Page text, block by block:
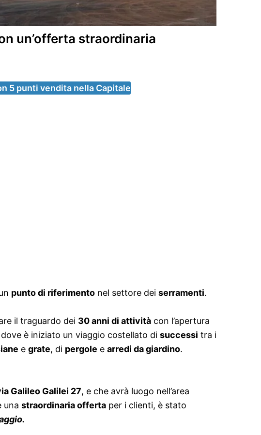
un’offerta straordinaria
5 punti vendita nella Capitale
punto di riferimento nel settore dei serramenti.
il traguardo dei 30 anni di attività con l’apertura
è iniziato un viaggio costellato di successi tra i
e grate, di pergole e arredi da giardino.
Galileo Galilei 27, e che avrà luogo nell’area
una straordinaria offerta per i clienti, è stato